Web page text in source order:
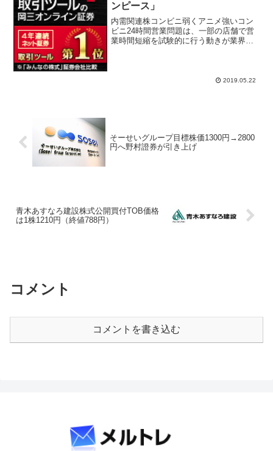
ンピース」
内需関連株コンビニ弱くアニメ強いコン
ビニ24時間営業問題は、一部の店舗で営
業時間短縮を試験的に行う動きが業界全
2019.05.22
そーせいグループ目標株価1300円→2800
円へ野村證券が引き上げ
青木あすなろ建設株式公開買付TOB価格
は1株1210円（終値788円）
コメント
コメントを書き込む